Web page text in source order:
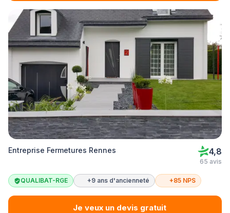
Entreprise Fermetures Rennes 4,8
65 avis
QUALIBAT-RGE +9 ans d'ancienneté +85 NPS
Je veux un devis gratuit